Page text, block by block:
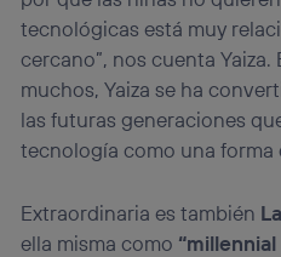
tecnológicas está muy
cercano”, nos cuenta
muchos, Yaiza se ha
las futuras generaciones
tecnología como una forma
Extraordinaria es también
ella misma como